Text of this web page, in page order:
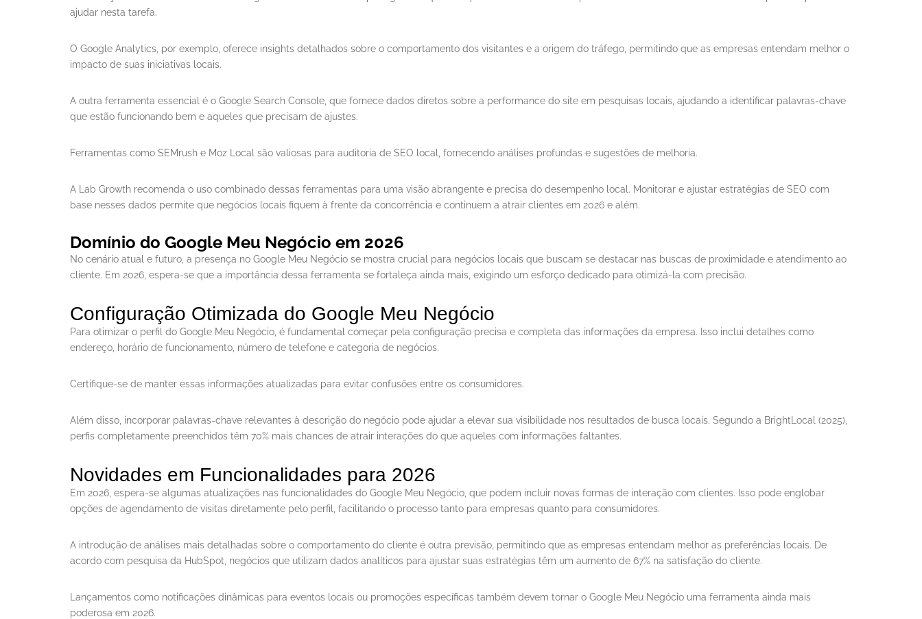
ajudar nesta tarefa.
O Google Analytics, por exemplo, oferece insights detalhados sobre o comportamento dos visitantes e a origem do tráfego, permitindo que as empresas entendam melhor o
impacto de suas iniciativas locais.
A outra ferramenta essencial é o Google Search Console, que fornece dados diretos sobre a performance do site em pesquisas locais, ajudando a identificar palavras-chave
que estão funcionando bem e aqueles que precisam de ajustes.
Ferramentas como SEMrush e Moz Local são valiosas para auditoria de SEO local, fornecendo análises profundas e sugestões de melhoria.
A Lab Growth recomenda o uso combinado dessas ferramentas para uma visão abrangente e precisa do desempenho local. Monitorar e ajustar estratégias de SEO com
base nesses dados permite que negócios locais fiquem à frente da concorrência e continuem a atrair clientes em 2026 e além.
Domínio do Google Meu Negócio em 2026
No cenário atual e futuro, a presença no Google Meu Negócio se mostra crucial para negócios locais que buscam se destacar nas buscas de proximidade e atendimento ao
cliente. Em 2026, espera-se que a importância dessa ferramenta se fortaleça ainda mais, exigindo um esforço dedicado para otimizá-la com precisão.
Configuração Otimizada do Google Meu Negócio
Para otimizar o perfil do Google Meu Negócio, é fundamental começar pela configuração precisa e completa das informações da empresa. Isso inclui detalhes como
endereço, horário de funcionamento, número de telefone e categoria de negócios.
Certifique-se de manter essas informações atualizadas para evitar confusões entre os consumidores.
Além disso, incorporar palavras-chave relevantes à descrição do negócio pode ajudar a elevar sua visibilidade nos resultados de busca locais. Segundo a BrightLocal (2025),
perfis completamente preenchidos têm 70% mais chances de atrair interações do que aqueles com informações faltantes.
Novidades em Funcionalidades para 2026
Em 2026, espera-se algumas atualizações nas funcionalidades do Google Meu Negócio, que podem incluir novas formas de interação com clientes. Isso pode englobar
opções de agendamento de visitas diretamente pelo perfil, facilitando o processo tanto para empresas quanto para consumidores.
A introdução de análises mais detalhadas sobre o comportamento do cliente é outra previsão, permitindo que as empresas entendam melhor as preferências locais. De
acordo com pesquisa da HubSpot, negócios que utilizam dados analíticos para ajustar suas estratégias têm um aumento de 67% na satisfação do cliente.
Lançamentos como notificações dinâmicas para eventos locais ou promoções específicas também devem tornar o Google Meu Negócio uma ferramenta ainda mais
poderosa em 2026.